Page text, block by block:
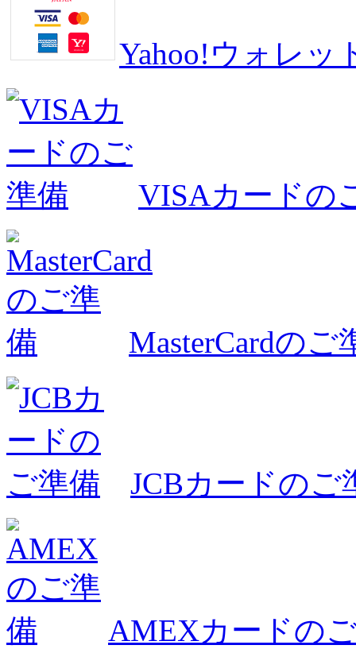
Yahoo!ウォレッ
VISAカードの
MasterCardのご
JCBカードのご
AMEXカードの